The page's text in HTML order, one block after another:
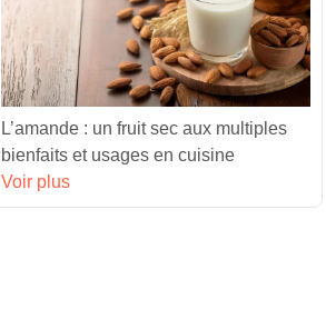
L’amande : un fruit sec aux multiples
bienfaits et usages en cuisine
Voir plus